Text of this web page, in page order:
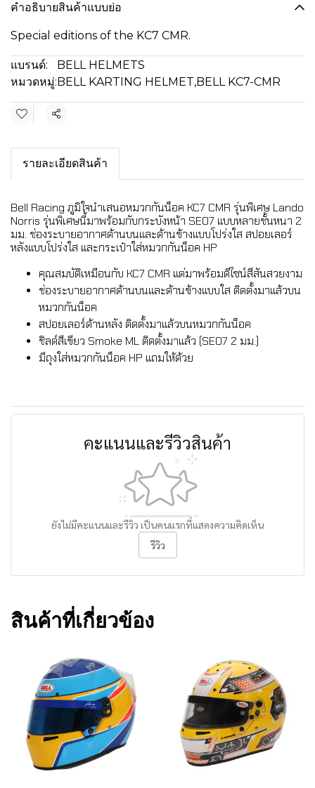
คำอธิบายสินค้าแบบย่อ
Special editions of the KC7 CMR.
แบรนด์:
BELL HELMETS
หมวดหมู่:BELL KARTING HELMET,BELL KC7-CMR
แชร์
รายละเอียดสินค้า
Bell Racing ภูมิใจนำเสนอหมวกกันน็อค KC7 CMR รุ่นพิเศษ Lando
Norris รุ่นพิเศษนี้มาพร้อมกับกระบังหน้า SE07 แบบหลายชั้นหนา 2
มม. ช่องระบายอากาศด้านบนและด้านข้างแบบโปร่งใส สปอยเลอร์
หลังแบบโปร่งใส และกระเป๋าใส่หมวกกันน็อค HP
คุณสมบัติเหมือนกับ KC7 CMR แต่มาพร้อมดีไซน์สีสันสวยงาม
ช่องระบายอากาศด้านบนและด้านข้างแบบใส ติดตั้งมาแล้วบน
หมวกกันน็อค
สปอยเลอร์ด้านหลัง ติดตั้งมาแล้วบนหมวกกันน็อค
ชิลด์สีเขียว Smoke ML ติดตั้งมาแล้ว (SE07 2 มม.)
มีถุงใส่หมวกกันน็อค HP แถมให้ด้วย
คะแนนและรีวิวสินค้า
ยังไม่มีคะแนนและรีวิว เป็นคนแรกที่แสดงความคิดเห็น
รีวิว
สินค้าที่เกี่ยวข้อง